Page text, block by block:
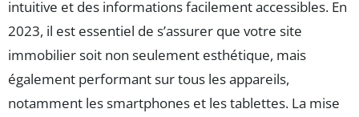
intuitive et des informations facilement accessibles. En
2023, il est essentiel de s’assurer que votre site
immobilier soit non seulement esthétique, mais
également performant sur tous les appareils,
notamment les smartphones et les tablettes. La mise